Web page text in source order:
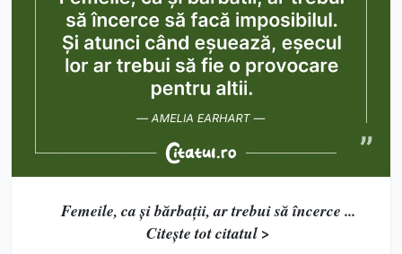
Femeile, ca și bărbații, ar trebui să încerce ...
Citește tot citatul >